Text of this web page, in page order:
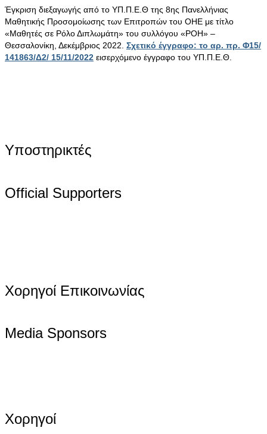
Έγκριση διεξαγωγής από το ΥΠ.Π.Ε.Θ της 8ης Πανελλήνιας
Μαθητικής Προσομοίωσης των Επιτροπών του ΟΗΕ με τίτλο
«Μαθητές σε Ρόλο Διπλωμάτη» του συλλόγου «ΡΟΗ» –
Θεσσαλονίκη, Δεκέμβριος 2022. Σχετικό έγγραφο: το αρ. πρ. Φ15/
141863/Δ2/ 15/11/2022 εισερχόμενο έγγραφο του ΥΠ.Π.Ε.Θ.
Υποστηρικτές
Official Supporters
Χορηγοί Επικοινωνίας
Media Sponsors
Χορηγοί